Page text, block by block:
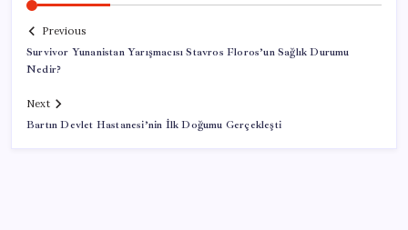
Previous
Survivor Yunanistan Yarışmacısı Stavros Floros’un Sağlık Durumu
Nedir?
Next
Bartın Devlet Hastanesi’nin İlk Doğumu Gerçekleşti